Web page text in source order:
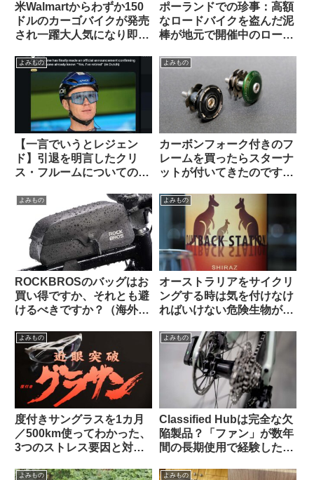
米Walmartからわずか150
ドルのカーゴバイクが発売
され一躍大人気になり即日
ポーランドでの珍事：高額
なロードバイクを盗んだ泥
棒が地元で開催中のロード
トンの先頭を引いてしまう
よみもの
【一言でいうとレジェン
ド】引退を明言したクリ
ス・フルームについての海
る
よみもの
カーボンフォーク付きのフ
レームを買ったらスターナ
ットが付いてきたのですが
（海外掲示板から）
よみもの
ROCKBROSのバッグはお
買い得ですか、それとも避
けるべきですか？（海外掲
よみもの
オーストラリアをサイクリ
ングする時は気を付けなけ
ればいけない危険生物がい
い】
よみもの
度付きサングラスを1カ月
／500km使ってわかった、
3つのストレス要因と対策
は解決策あり】
よみもの
Classified Hubは完全な欠
陥製品？「ファン」が数年
間の長期使用で経験した
ら）
よみもの よみもの